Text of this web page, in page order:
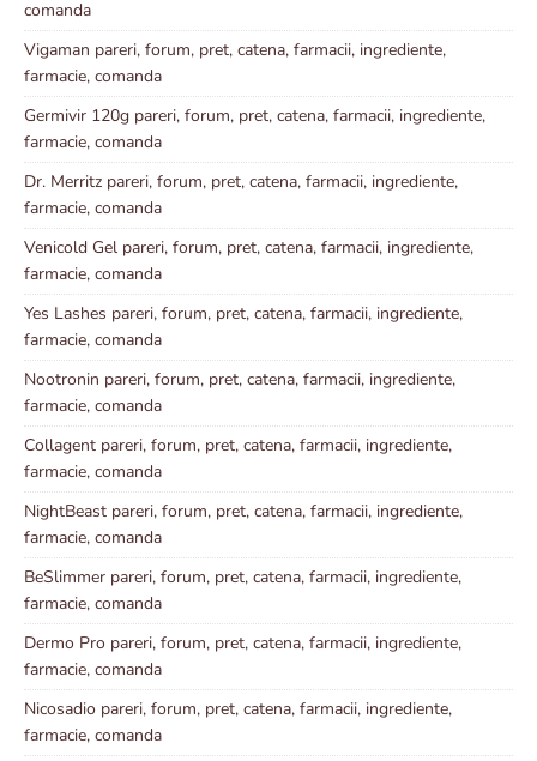
comanda
Vigaman pareri, forum, pret, catena, farmacii, ingrediente,
farmacie, comanda
Germivir 120g pareri, forum, pret, catena, farmacii, ingrediente,
farmacie, comanda
Dr. Merritz pareri, forum, pret, catena, farmacii, ingrediente,
farmacie, comanda
Venicold Gel pareri, forum, pret, catena, farmacii, ingrediente,
farmacie, comanda
Yes Lashes pareri, forum, pret, catena, farmacii, ingrediente,
farmacie, comanda
Nootronin pareri, forum, pret, catena, farmacii, ingrediente,
farmacie, comanda
Collagent pareri, forum, pret, catena, farmacii, ingrediente,
farmacie, comanda
NightBeast pareri, forum, pret, catena, farmacii, ingrediente,
farmacie, comanda
BeSlimmer pareri, forum, pret, catena, farmacii, ingrediente,
farmacie, comanda
Dermo Pro pareri, forum, pret, catena, farmacii, ingrediente,
farmacie, comanda
Nicosadio pareri, forum, pret, catena, farmacii, ingrediente,
farmacie, comanda